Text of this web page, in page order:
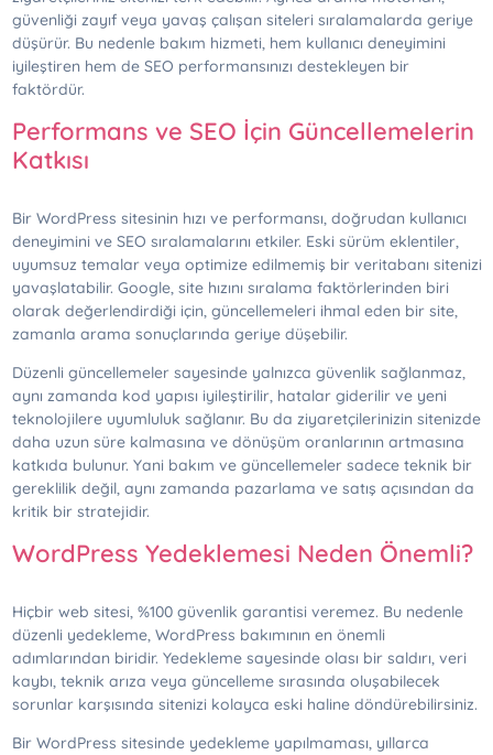
güvenliği zayıf veya yavaş çalışan siteleri sıralamalarda geriye
düşürür. Bu nedenle bakım hizmeti, hem kullanıcı deneyimini
iyileştiren hem de SEO performansınızı destekleyen bir
faktördür.
Performans ve SEO İçin Güncellemelerin
Katkısı
Bir WordPress sitesinin hızı ve performansı, doğrudan kullanıcı
deneyimini ve SEO sıralamalarını etkiler. Eski sürüm eklentiler,
uyumsuz temalar veya optimize edilmemiş bir veritabanı sitenizi
yavaşlatabilir. Google, site hızını sıralama faktörlerinden biri
olarak değerlendirdiği için, güncellemeleri ihmal eden bir site,
zamanla arama sonuçlarında geriye düşebilir.
Düzenli güncellemeler sayesinde yalnızca güvenlik sağlanmaz,
aynı zamanda kod yapısı iyileştirilir, hatalar giderilir ve yeni
teknolojilere uyumluluk sağlanır. Bu da ziyaretçilerinizin sitenizde
daha uzun süre kalmasına ve dönüşüm oranlarının artmasına
katkıda bulunur. Yani bakım ve güncellemeler sadece teknik bir
gereklilik değil, aynı zamanda pazarlama ve satış açısından da
kritik bir stratejidir.
WordPress Yedeklemesi Neden Önemli?
Hiçbir web sitesi, %100 güvenlik garantisi veremez. Bu nedenle
düzenli yedekleme, WordPress bakımının en önemli
adımlarından biridir. Yedekleme sayesinde olası bir saldırı, veri
kaybı, teknik arıza veya güncelleme sırasında oluşabilecek
sorunlar karşısında sitenizi kolayca eski haline döndürebilirsiniz.
Bir WordPress sitesinde yedekleme yapılmaması, yıllarca